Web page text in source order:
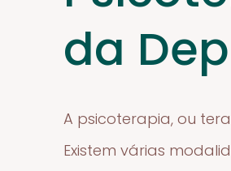
da
A psicoterapia, ou
Existem várias